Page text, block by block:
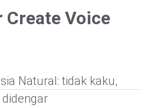
Create Voice
Natural: tidak kaku,